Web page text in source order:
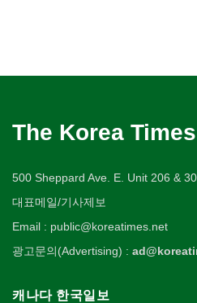
The Korea
500 Sheppard Ave. E. Unit 206 &
대표메일/기사제보
Email : public@koreatimes.net
광고문의(Advertising) :
캐나다 한국일보